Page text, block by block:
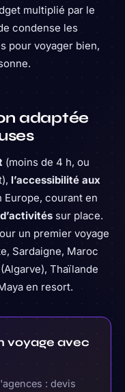
multiplié par le
condense les
pour voyager bien,
adaptée
(moins de 4 h, ou
l’accessibilité aux
Europe, courant en
sur place.
un premier voyage
Sardaigne, Maroc
Thaïlande
en resort.
voyage avec
: devis